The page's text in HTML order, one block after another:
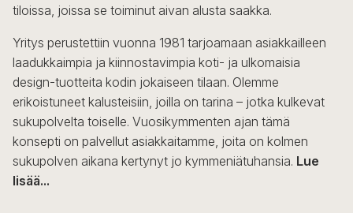
tiloissa, joissa se toiminut aivan alusta saakka.
Yritys perustettiin vuonna 1981 tarjoamaan asiakkailleen
laadukkaimpia ja kiinnostavimpia koti- ja ulkomaisia
design-tuotteita kodin jokaiseen tilaan. Olemme
erikoistuneet kalusteisiin, joilla on tarina – jotka kulkevat
sukupolvelta toiselle. Vuosikymmenten ajan tämä
konsepti on palvellut asiakkaitamme, joita on kolmen
sukupolven aikana kertynyt jo kymmeniätuhansia. Lue
lisää...